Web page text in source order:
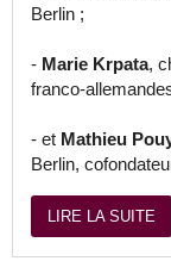
Berlin ;
- Marie Krpata,
franco-
- et Mathieu
Berlin,
LIRE LA SUITE